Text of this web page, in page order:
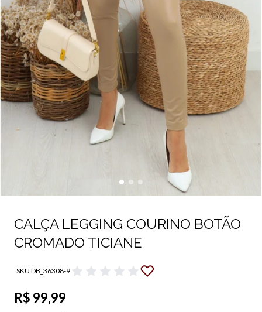
CALÇA LEGGING COURINO BOTÃO
CROMADO TICIANE
SKU DB_36308-9
R$ 99,99